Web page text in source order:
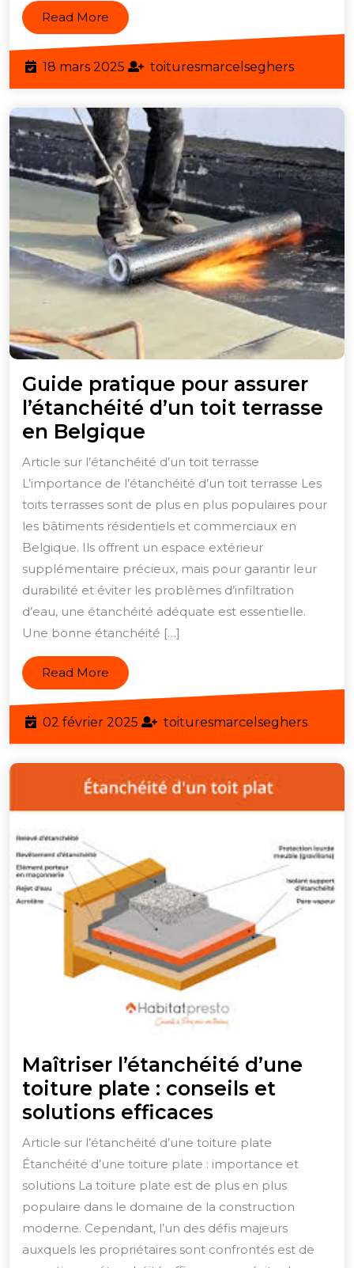
de
votre
espace
extérieur
Read More Read
More
18 mars 2025 18
mars
2025
toituresmarcelseghers
Guide pratique pour assurer
l’étanchéité d’un toit terrasse
en Belgique
pratique
pour
assurer
l’étanchéité
d’un
toit
terrasse
en
Belgique
Article sur l’étanchéité d’un toit terrasse
L’importance de l’étanchéité d’un toit terrasse Les
toits terrasses sont de plus en plus populaires pour
les bâtiments résidentiels et commerciaux en
Belgique. Ils offrent un espace extérieur
supplémentaire précieux, mais pour garantir leur
durabilité et éviter les problèmes d’infiltration
d’eau, une étanchéité adéquate est essentielle.
Une bonne étanchéité […]
Read More Read
More
02 février 2025 02
février
toituresmarcelseghers
Maîtriser l’étanchéité d’une
toiture plate : conseils et
solutions efficacesMaîtriser
l’étanchéité
d’une
toiture
plate
:
conseils
Article sur l’étanchéité d’une toiture plate
Étanchéité d’une toiture plate : importance et
solutions La toiture plate est de plus en plus
populaire dans le domaine de la construction
moderne. Cependant, l’un des défis majeurs
auxquels les propriétaires sont confrontés est de